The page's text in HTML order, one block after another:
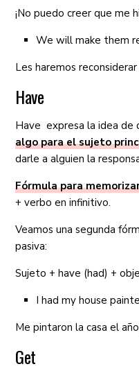
¡No puedo creer que me
We will make them
Les haremos reconsiderar
Have
Have expresa la idea de
algo para el sujeto
darle a alguien la
Fórmula para
+ verbo en infinitivo.
Veamos una segunda
pasiva:
Sujeto + have (had) +
I had my house
Me pintaron la casa el
Get